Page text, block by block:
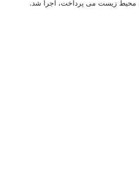
محیط زیست می پرداخت، اجرا شد.